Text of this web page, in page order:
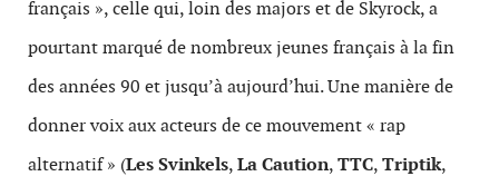
français », celle qui, loin des majors et de Skyrock, a
pourtant marqué de nombreux jeunes français à la fin
des années 90 et jusqu’à aujourd’hui. Une manière de
donner voix aux acteurs de ce mouvement « rap
alternatif » (Les Svinkels,La Caution,TTC,Triptik,